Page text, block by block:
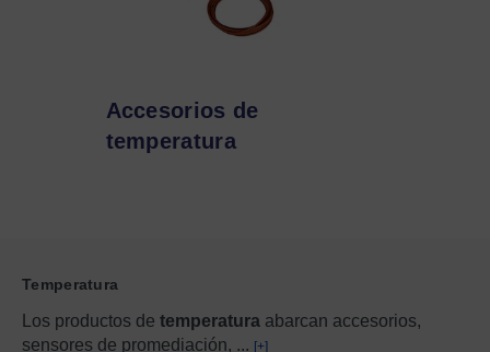
Accesorios de
temperatura
Temperatura
Los productos de temperatura abarcan accesorios,
sensores de promediación, ... [+]